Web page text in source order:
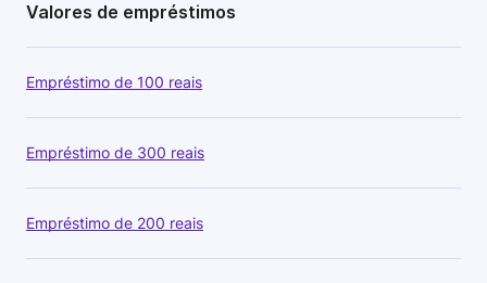
Valores de empréstimos
Empréstimo de 100 reais
Empréstimo de 300 reais
Empréstimo de 200 reais